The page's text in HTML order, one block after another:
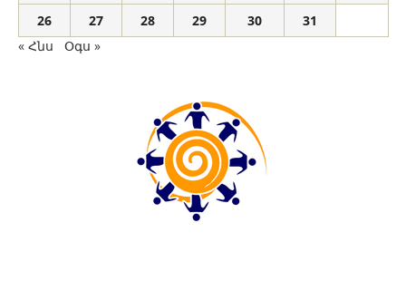
26
27 28 29 30
31
« Հնս
Օգս »